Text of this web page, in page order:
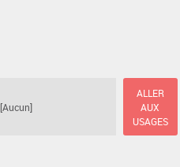
[Aucun]
ALLER
AUX
USAGES